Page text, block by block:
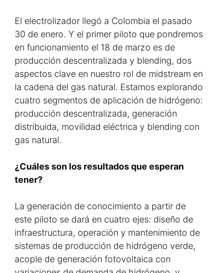
El electrolizador llegó a Colombia el pasado
30 de enero. Y el primer piloto que pondremos
en funcionamiento el 18 de marzo es de
producción descentralizada y blending, dos
aspectos clave en nuestro rol de midstream en
la cadena del gas natural. Estamos explorando
cuatro segmentos de aplicación de hidrógeno:
producción descentralizada, generación
distribuida, movilidad eléctrica y blending con
gas natural.
¿Cuáles son los resultados que esperan
tener?
La generación de conocimiento a partir de
este piloto se dará en cuatro ejes: diseño de
infraestructura, operación y mantenimiento de
sistemas de producción de hidrógeno verde,
acople de generación fotovoltaica con